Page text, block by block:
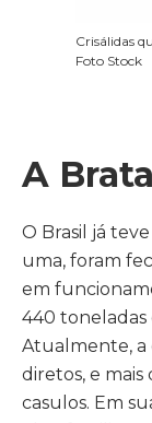
Crisálidas
Foto Stock
A
O Brasil já
uma, foram
em
440 toneladas
Atualmente, a
diretos, e
casulos. Em